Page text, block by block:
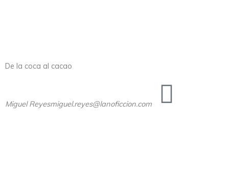
De la coca al cacao
Miguel Reyesmiguel.reyes@lanoficcion.com